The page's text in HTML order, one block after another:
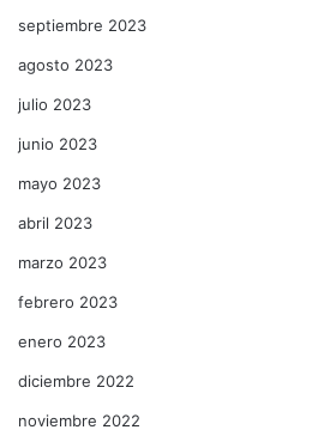
septiembre 2023
agosto 2023
julio 2023
junio 2023
mayo 2023
abril 2023
marzo 2023
febrero 2023
enero 2023
diciembre 2022
noviembre 2022